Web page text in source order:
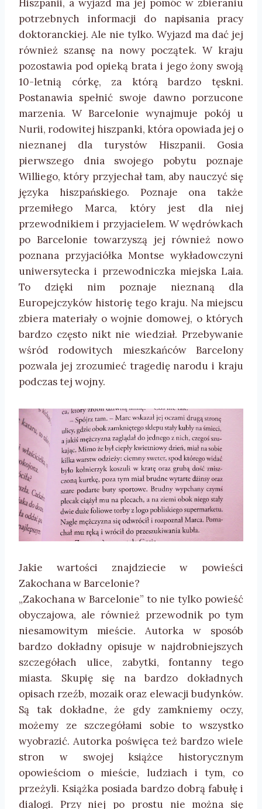
Hiszpanii, a wyjazd ma jej pomóc w zbieraniu
potrzebnych informacji do napisania pracy
doktoranckiej. Ale nie tylko. Wyjazd ma dać jej
również szansę na nowy początek. W kraju
pozostawia pod opieką brata i jego żony swoją
10-letnią córkę, za którą bardzo tęskni.
Postanawia spełnić swoje dawno porzucone
marzenia. W Barcelonie wynajmuje pokój u
Nurii, rodowitej hiszpanki, która opowiada jej o
nieznanej dla turystów Hiszpanii. Gosia
pierwszego dnia swojego pobytu poznaje
Williego, który przyjechał tam, aby nauczyć się
języka hiszpańskiego. Poznaje ona także
przemiłego Marca, który jest dla niej
przewodnikiem i przyjacielem. W wędrówkach
po Barcelonie towarzyszą jej również nowo
poznana przyjaciółka Montse wykładowczyni
uniwersytecka i przewodniczka miejska Laia.
To dzięki nim poznaje nieznaną dla
Europejczyków historię tego kraju. Na miejscu
zbiera materiały o wojnie domowej, o których
bardzo często nikt nie wiedział. Przebywanie
wśród rodowitych mieszkańców Barcelony
pozwala jej zrozumieć tragedię narodu i kraju
podczas tej wojny.
Jakie wartości znajdziecie w powieści
Zakochana w Barcelonie?
„Zakochana w Barcelonie” to nie tylko powieść
obyczajowa, ale również przewodnik po tym
niesamowitym mieście. Autorka w sposób
bardzo dokładny opisuje w najdrobniejszych
szczegółach ulice, zabytki, fontanny tego
miasta. Skupię się na bardzo dokładnych
opisach rzeźb, mozaik oraz elewacji budynków.
Są tak dokładne, że gdy zamkniemy oczy,
możemy ze szczegółami sobie to wszystko
wyobrazić. Autorka poświęca też bardzo wiele
stron w swojej książce historycznym
opowieściom o mieście, ludziach i tym, co
przeżyli. Książka posiada bardzo dobrą fabułę i
dialogi. Przy niej po prostu nie można się